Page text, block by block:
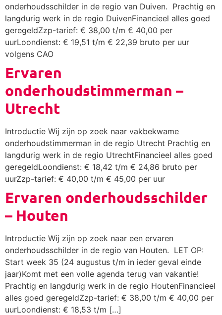
onderhoudsschilder in de regio van Duiven. Prachtig en
langdurig werk in de regio DuivenFinancieel alles goed
geregeldZzp-tarief: € 38,00 t/m € 40,00 per
uurLoondienst: € 19,51 t/m € 22,39 bruto per uur
volgens CAO
Ervaren
onderhoudstimmerman –
Utrecht
Introductie Wij zijn op zoek naar vakbekwame
onderhoudstimmerman in de regio Utrecht Prachtig en
langdurig werk in de regio UtrechtFinancieel alles goed
geregeldLoondienst: € 18,42 t/m € 24,86 bruto per
uurZzp-tarief: € 40,00 t/m € 45,00 per uur
Ervaren onderhoudsschilder
– Houten
Introductie Wij zijn op zoek naar een ervaren
onderhoudsschilder in de regio van Houten. LET OP:
Start week 35 (24 augustus t/m in ieder geval einde
jaar)Komt met een volle agenda terug van vakantie!
Prachtig en langdurig werk in de regio HoutenFinancieel
alles goed geregeldZzp-tarief: € 38,00 t/m € 40,00 per
uurLoondienst: € 18,53 t/m […]